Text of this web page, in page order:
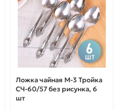
Ложка чайная М-3 Тройка
СЧ-60/57 без рисунка, 6
шт